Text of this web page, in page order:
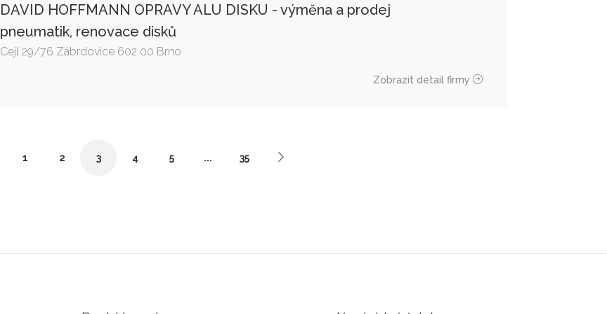
DAVID HOFFMANN OPRAVY ALU DISKU - výměna a prodej
pneumatik, renovace disků
Cejl 29/76 Zábrdovice 602 00 Brno
Zobrazit detail firmy
1 2 3 4 5 ... 35